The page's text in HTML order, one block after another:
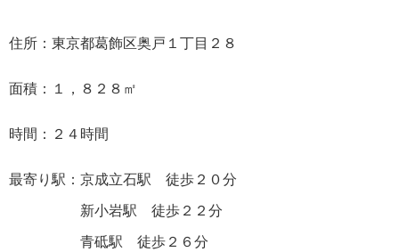
住所：東京都葛飾区奥戸１丁目２８
面積：１，８２８㎡
時間：２４時間
最寄り駅：京成立石駅 徒歩２０分
新小岩駅 徒歩２２分
青砥駅 徒歩２６分